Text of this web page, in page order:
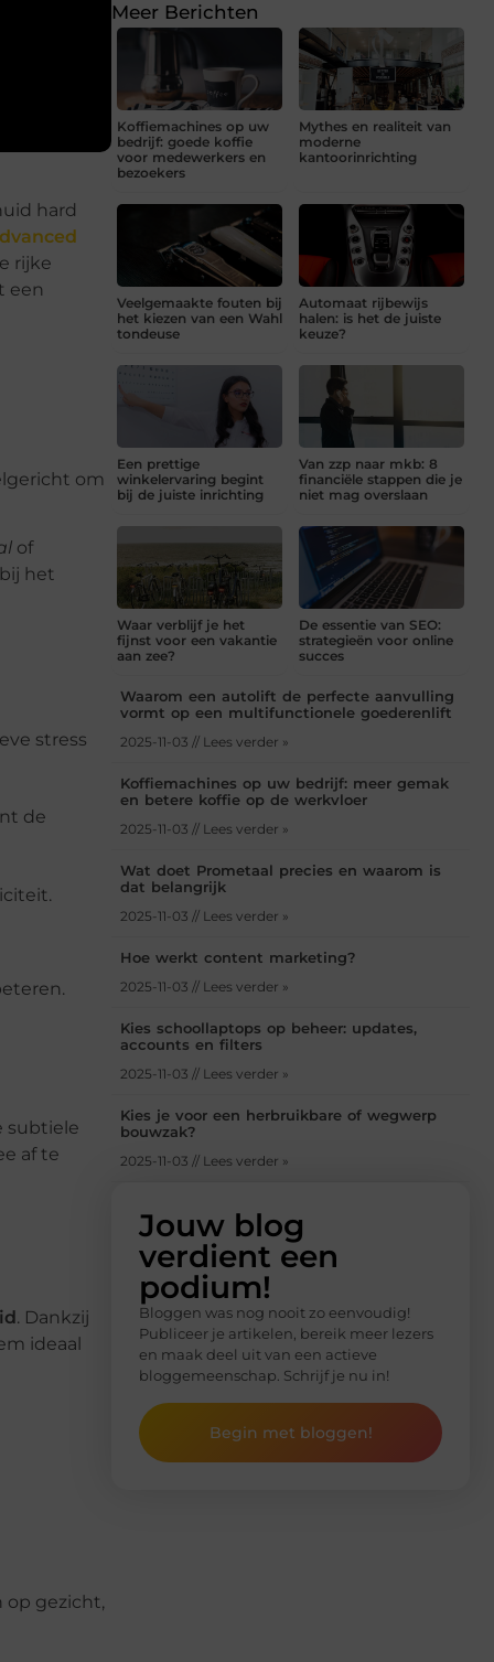
hard
rijke
een
om
of
het
stress
de
subtiele
af te
. Dankzij
ideaal
op gezicht,
Meer Berichten
Koffiemachines op uw
bedrijf: goede koffie
voor medewerkers en
bezoekers
Mythes en realiteit van
moderne
kantoorinrichting
Veelgemaakte fouten bij
het kiezen van een Wahl
tondeuse
Automaat rijbewijs
halen: is het de juiste
keuze?
Een prettige
winkelervaring begint
bij de juiste inrichting
Van zzp naar mkb: 8
financiële stappen die je
niet mag overslaan
Waar verblijf je het
fijnst voor een vakantie
aan zee?
De essentie van SEO:
strategieën voor online
succes
Waarom een autolift de perfecte aanvulling
vormt op een multifunctionele goederenlift
2025-11-03 // Lees verder »
Koffiemachines op uw bedrijf: meer gemak
en betere koffie op de werkvloer
2025-11-03 // Lees verder »
Wat doet Prometaal precies en waarom is
dat belangrijk
2025-11-03 // Lees verder »
Hoe werkt content marketing?
2025-11-03 // Lees verder »
Kies schoollaptops op beheer: updates,
accounts en filters
2025-11-03 // Lees verder »
Kies je voor een herbruikbare of wegwerp
bouwzak?
2025-11-03 // Lees verder »
Jouw blog
verdient een
podium!
Bloggen was nog nooit zo eenvoudig!
Publiceer je artikelen, bereik meer lezers
en maak deel uit van een actieve
bloggemeenschap. Schrijf je nu in!
Begin met bloggen!